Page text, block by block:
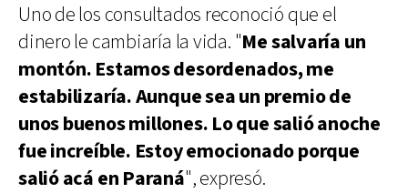
Uno de los consultados reconoció que el
dinero le cambiaría la vida. "Me salvaría un
montón. Estamos desordenados, me
estabilizaría. Aunque sea un premio de
unos buenos millones. Lo que salió anoche
fue increíble. Estoy emocionado porque
salió acá en Paraná", expresó.